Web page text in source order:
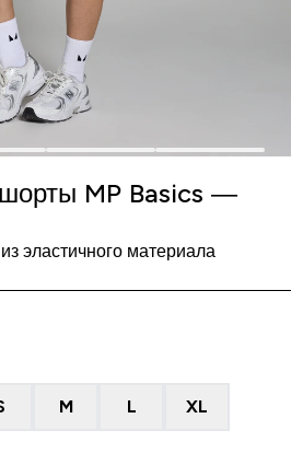
MP Basics —
эластичного материала
M L XL